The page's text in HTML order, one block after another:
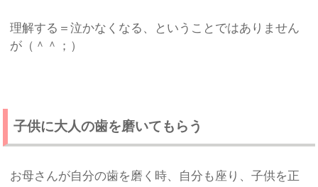
理解する＝泣かなくなる、ということではありません
が（＾＾；）
子供に大人の歯を磨いてもらう
お母さんが自分の歯を磨く時、自分も座り、子供を正